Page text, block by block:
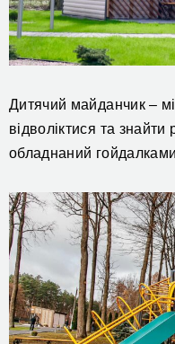
Дитячий майданчик –
відволіктися та знайти
обладнаний